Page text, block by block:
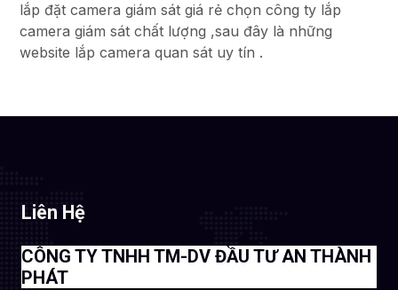
lắp đặt camera giám sát giá rẻ chọn công ty lắp
camera giám sát chất lượng ,sau đây là những
website lắp camera quan sát uy tín .
Liên Hệ
CÔNG TY TNHH TM-DV ĐẦU TƯ AN THÀNH
PHÁT